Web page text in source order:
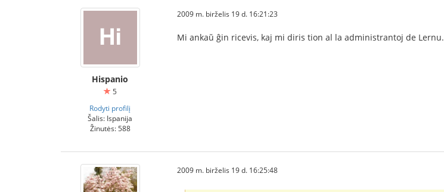
Hispanio
5
Rodyti profilį
Šalis: Ispanija
Žinutės: 588
2009 m. birželis 19 d. 16:21:23
Mi ankaŭ ĝin ricevis, kaj mi diris tion al la administrantoj de Lernu.
2009 m. birželis 19 d. 16:25:48